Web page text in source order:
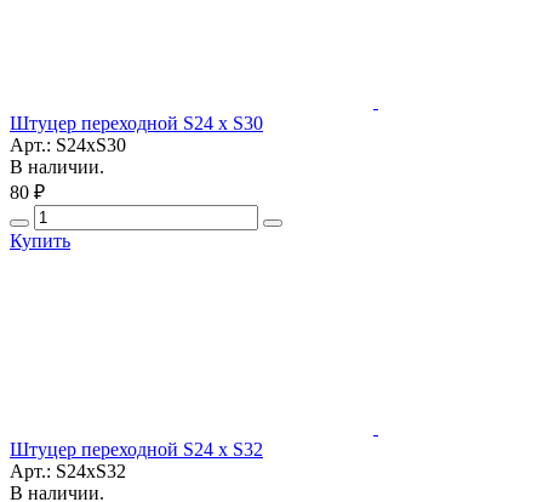
Штуцер переходной S24 x S30
Арт.: S24xS30
В наличии.
80 ₽
Купить
Штуцер переходной S24 x S32
Арт.: S24xS32
В наличии.